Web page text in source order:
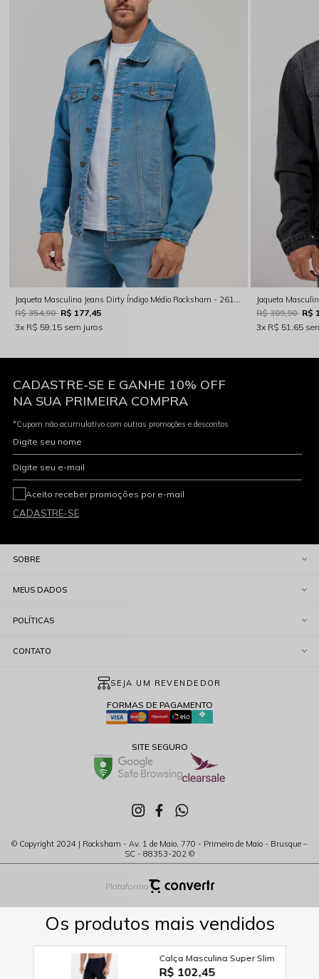
Jaqueta Masculina Jeans Dirty Índigo Médio Rocksham - 261050
R$ 354,90 R$ 177,45
3x R$ 59,15 sem juros
R$ 309,90 R$
3x R$ 51,65
CADASTRE-SE E GANHE 10% OFF
NA SUA PRIMEIRA COMPRA
*Cupom não acumulativo com outras promoções e descontos
Digite seu nome
Digite seu e-mail
CADASTRE-SE
Aceito receber promoções por e-mail
SOBRE
MEUS DADOS
POLÍTICAS
CONTATO
FORMAS DE PAGAMENTO
SITE SEGURO
SEJA UM REVENDEDOR
© Copyright 2024 | Rocksham - Av. 1 de Maio, 770 - Primeiro de Maio - Brusque –
SC - 88353-202 ©
Plataforma